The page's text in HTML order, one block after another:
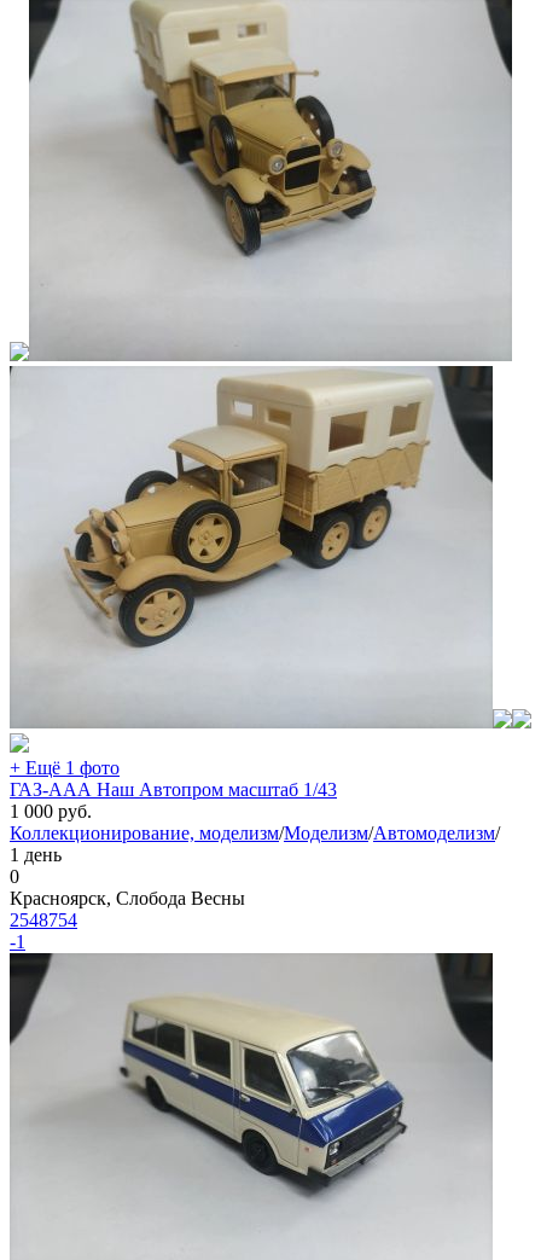
+ Ещё 1 фото
ГАЗ-ААА Наш Автопром масштаб 1/43
1 000 руб.
Коллекционирование, моделизм/Моделизм/Автомоделизм/
1 день
0
Красноярск, Слобода Весны
2548754
-1